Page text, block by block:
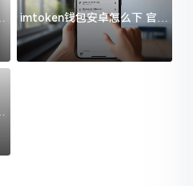
imtoken钱包安卓怎么下 官方
渠道避坑指南